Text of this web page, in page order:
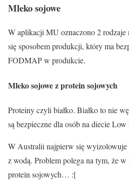
Mleko sojowe
W aplikacji MU oznaczono 2 rodzaje
się sposobem produkcji, który ma
FODMAP w produkcie.
Mleko sojowe z protein sojowych
Proteiny czyli białko. Białko to nie
są bezpieczne dla osób na diecie
W Australii najpierw się wyizolowuje
z wodą. Problem polega na tym, że
protein sojowych… :[